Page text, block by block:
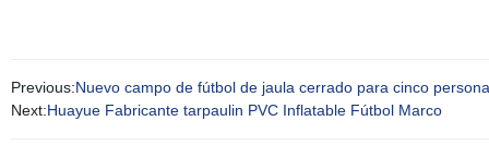
Previous:Nuevo campo de fútbol de jaula cerrado para cinco
Next:Huayue Fabricante tarpaulin PVC Inflatable Fútbol Marco